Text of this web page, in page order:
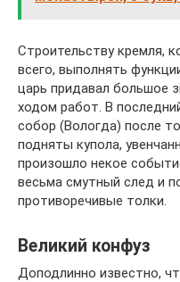
Строительству кремля,
всего, выполнять
царь придавал большое
ходом работ. В
собор (Вологда) после
подняты купола,
произошло некое
весьма смутный след и
противоречивые толки.
Великий конфуз
Доподлинно известно,